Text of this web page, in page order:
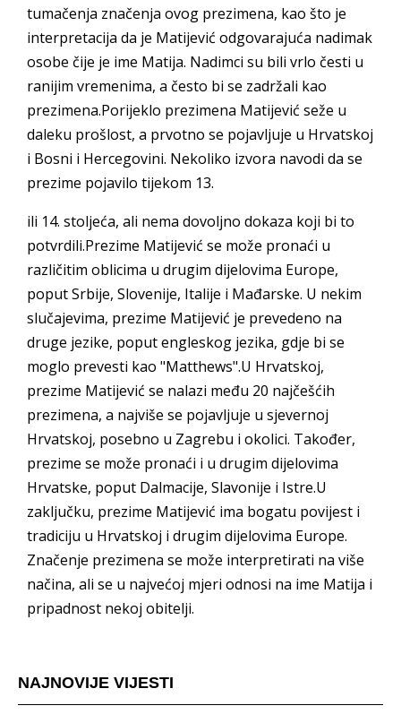
tumačenja značenja ovog prezimena, kao što je
interpretacija da je Matijević odgovarajuća nadimak
osobe čije je ime Matija. Nadimci su bili vrlo česti u
ranijim vremenima, a često bi se zadržali kao
prezimena.Porijeklo prezimena Matijević seže u
daleku prošlost, a prvotno se pojavljuje u Hrvatskoj
i Bosni i Hercegovini. Nekoliko izvora navodi da se
prezime pojavilo tijekom 13.
ili 14. stoljeća, ali nema dovoljno dokaza koji bi to
potvrdili.Prezime Matijević se može pronaći u
različitim oblicima u drugim dijelovima Europe,
poput Srbije, Slovenije, Italije i Mađarske. U nekim
slučajevima, prezime Matijević je prevedeno na
druge jezike, poput engleskog jezika, gdje bi se
moglo prevesti kao "Matthews".U Hrvatskoj,
prezime Matijević se nalazi među 20 najčešćih
prezimena, a najviše se pojavljuje u sjevernoj
Hrvatskoj, posebno u Zagrebu i okolici. Također,
prezime se može pronaći i u drugim dijelovima
Hrvatske, poput Dalmacije, Slavonije i Istre.U
zaključku, prezime Matijević ima bogatu povijest i
tradiciju u Hrvatskoj i drugim dijelovima Europe.
Značenje prezimena se može interpretirati na više
načina, ali se u najvećoj mjeri odnosi na ime Matija i
pripadnost nekoj obitelji.
NAJNOVIJE VIJESTI